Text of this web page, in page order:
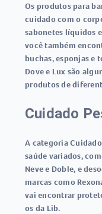
Os produtos para
cuidado com o
sabonetes líquidos
você também
buchas, esponjas e
Dove e Lux são
produtos de
Cuidado
A categoria
saúde variados,
Neve e Doble, e
marcas como
vai encontrar
os da Lib.